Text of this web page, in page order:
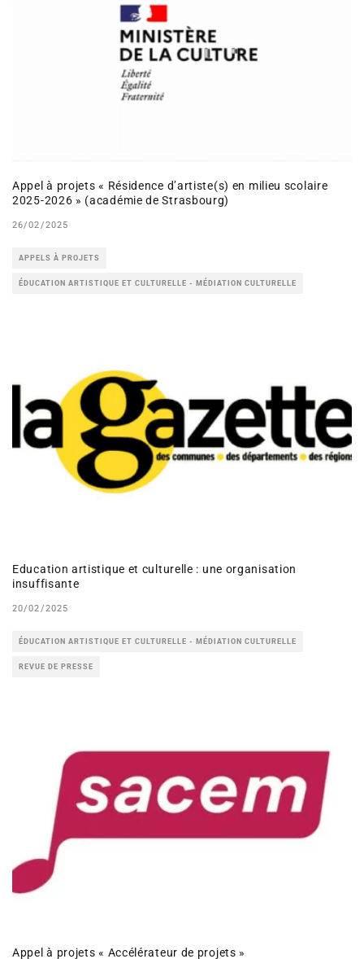
Appel à projets « Résidence d’artiste(s) en milieu scolaire
2025-2026 » (académie de Strasbourg)
26/02/2025
APPELS À PROJETS
ÉDUCATION ARTISTIQUE ET CULTURELLE - MÉDIATION CULTURELLE
Education artistique et culturelle : une organisation
insuffisante
20/02/2025
ÉDUCATION ARTISTIQUE ET CULTURELLE - MÉDIATION CULTURELLE
REVUE DE PRESSE
Appel à projets « Accélérateur de projets »